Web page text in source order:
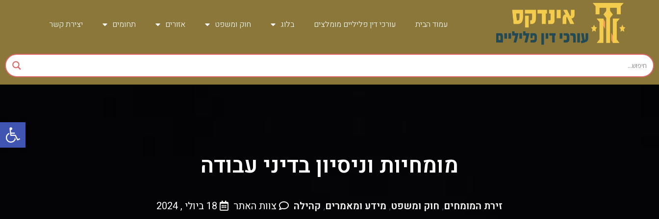
עמוד הבית עורכי דין פליליים מומלצים בלוג חוק ומשפט אזורים תחומים יצירת קשר
מומחיות וניסיון בדיני עבודה
זירת המומחים, חוק ומשפט, מידע ומאמרים, קהילה צוות האתר 18 ביולי , 2024